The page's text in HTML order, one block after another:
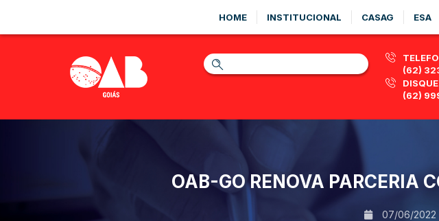
HOME INSTITUCIONAL CASAG ESA
(62)
(62)
OAB-GO RENOVA PARCERIA
07/06/2022